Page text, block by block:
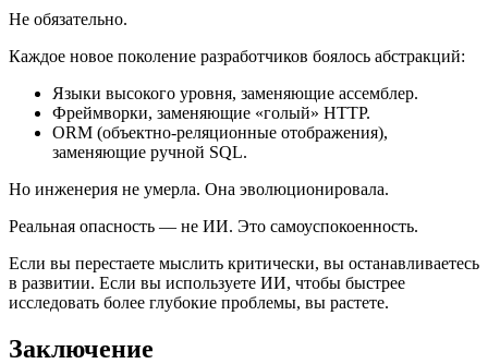
Не обязательно.
Каждое новое поколение разработчиков боялось абстракций:
Языки высокого уровня, заменяющие ассемблер.
Фреймворки, заменяющие «голый» HTTP.
ORM (объектно-реляционные отображения),
заменяющие ручной SQL.
Но инженерия не умерла. Она эволюционировала.
Реальная опасность — не ИИ. Это самоуспокоенность.
Если вы перестаете мыслить критически, вы останавливаетесь
в развитии. Если вы используете ИИ, чтобы быстрее
исследовать более глубокие проблемы, вы растете.
Заключение